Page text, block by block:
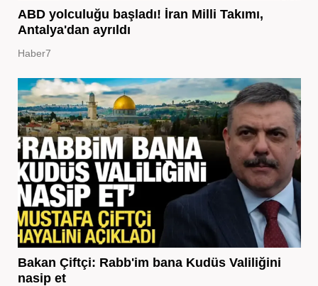
ABD yolculuğu başladı! İran Milli Takımı,
Antalya'dan ayrıldı
Haber7
Bakan Çiftçi: Rabb'im bana Kudüs Valiliğini
nasip et